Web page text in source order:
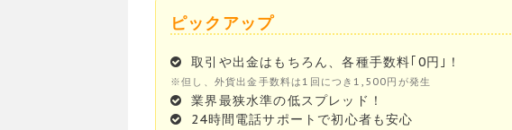
ピックアップ
取引や出金はもちろん、各種手数料｢0円｣！
※但し、外貨出金手数料は1回につき1,500円が発生
業界最狭水準の低スプレッド！
24時間電話サポートで初心者も安心